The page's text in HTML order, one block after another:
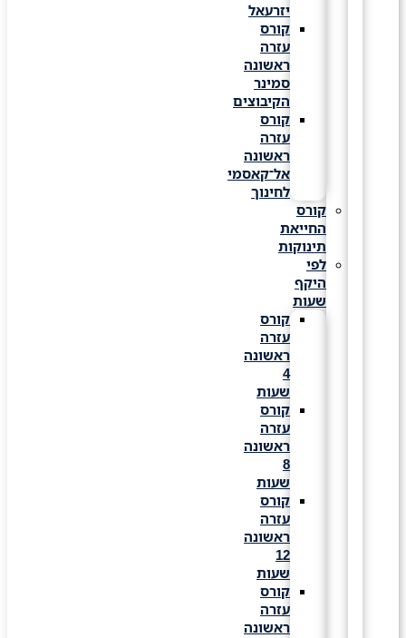
יזרעאל
קורס
עזרה
ראשונה
סמינר
הקיבוצים
קורס
עזרה
ראשונה
אל־קאסמי
לחינוך
קורס
החייאת
תינוקות
לפי
היקף
שעות
קורס
עזרה
ראשונה
שעות
קורס
עזרה
ראשונה
שעות
קורס
עזרה
ראשונה
שעות
קורס
עזרה
ראשונה